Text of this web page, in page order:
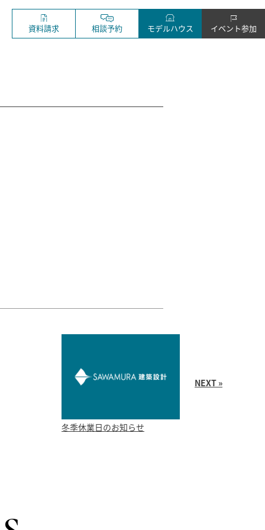
資料請求 相談予約 モデルハウス イベント参加
NEXT »
冬季休業日のお知らせ